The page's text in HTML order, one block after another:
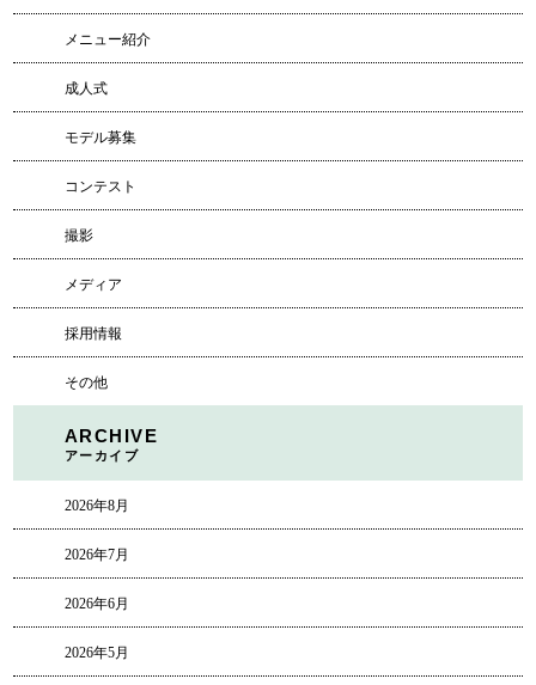
メニュー紹介
成人式
モデル募集
コンテスト
撮影
メディア
採用情報
その他
ARCHIVE
アーカイブ
2026年8月
2026年7月
2026年6月
2026年5月